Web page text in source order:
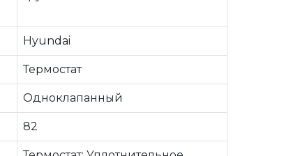
Hyundai
Термостат
Одноклапанный
82